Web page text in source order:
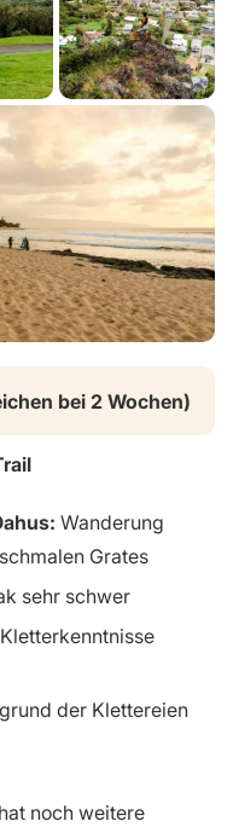
bei 2 Wochen)
Wanderung
Grates
sehr schwer
der Klettereien
noch weitere